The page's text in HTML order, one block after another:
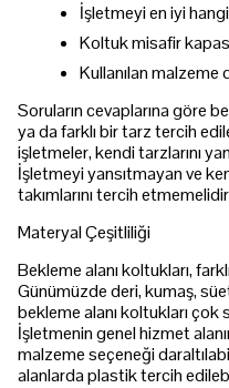
İşletmeyi en iyi
Koltuk misafir
Kullanılan malzeme
Soruların cevaplarına göre
ya da farklı bir tarz tercih
işletmeler, kendi tarzlarını
İşletmeyi yansıtmayan ve
takımlarını tercih
Materyal Çeşitliliği
Bekleme alanı koltukları,
Günümüzde deri, kumaş,
bekleme alanı koltukları çok
İşletmenin genel hizmet
malzeme seçeneği
alanlarda plastik tercih